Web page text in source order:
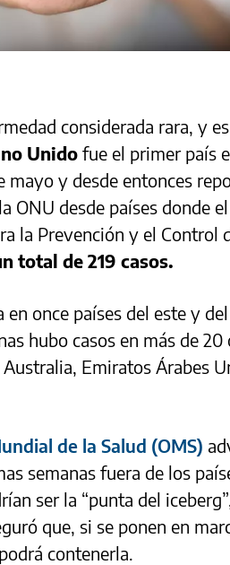
considerada rara, y
Unido fue el primer país
mayo y desde entonces
ONU desde países donde
la Prevención y el Control
total de 219 casos.
once países del este y
hubo casos en más de 20
Emiratos Árabes
de la Salud (OMS)
semanas fuera de los
ser la “punta del
que, si se ponen en
contenerla.